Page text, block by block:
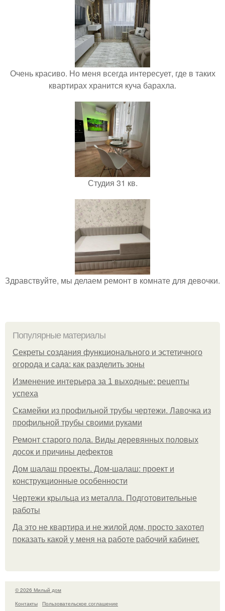
Очень красиво. Но меня всегда интересует, где в таких
квартирах хранится куча барахла.
Студия 31 кв.
Здравствуйте, мы делаем ремонт в комнате для девочки.
Популярные материалы
Секреты создания функционального и эстетичного
огорода и сада: как разделить зоны
Изменение интерьера за 1 выходные: рецепты
успеха
Скамейки из профильной трубы чертежи. Лавочка из
профильной трубы своими руками
Ремонт старого пола. Виды деревянных половых
досок и причины дефектов
Дом шалаш проекты. Дом-шалаш: проект и
конструкционные особенности
Чертежи крыльца из металла. Подготовительные
работы
Да это не квартира и не жилой дом, просто захотел
показать какой у меня на работе рабочий кабинет.
© 2026 Милый дом
Контакты
Пользовательское соглашение